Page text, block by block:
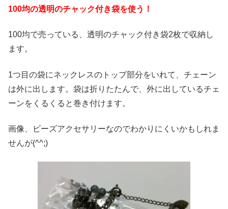
100均の透明のチャック付き袋を使う！
100均で売っている、透明のチャック付き袋2枚で収納し
ます。
1つ目の袋にネックレスのトップ部分をいれて、チェーン
は外に出します。袋は折りたたんで、外に出しているチェ
ーンをくるくると巻き付けます。
画像、ビーズアクセサリーなのでわかりにくいかもしれま
せんが(^^;)